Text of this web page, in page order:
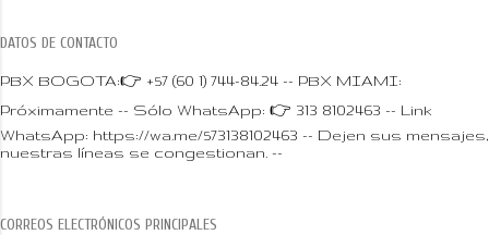
DATOS DE CONTACTO
PBX BOGOTA:👉 +57 (60 1) 744-84.24 -- PBX MIAMI:
Próximamente -- Sólo WhatsApp: 👉 313 8102463 -- Link
WhatsApp: https://wa.me/573138102463 -- Dejen sus mensajes,
nuestras líneas se congestionan. --
CORREOS ELECTRÓNICOS PRINCIPALES